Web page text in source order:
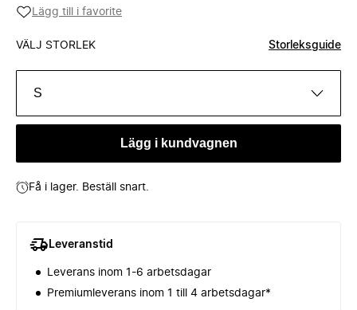
Lägg till i favorite
VÄLJ STORLEK Storleksguide
S
Lägg i kundvagnen
Få i lager. Beställ snart.
Leveranstid
Leverans inom 1-6 arbetsdagar
Premiumleverans inom 1 till 4 arbetsdagar*